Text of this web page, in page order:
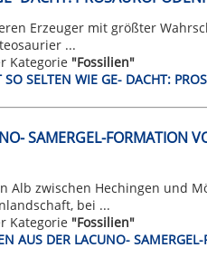
Erzeuger mit größter
...
Kategorie "Fossilien"
SELTEN WIE GE- DACHT:
SAMERGEL-FORMATION
Alb zwischen Hechingen und
bei ...
Kategorie "Fossilien"
DER LACUNO- SAMERGEL-